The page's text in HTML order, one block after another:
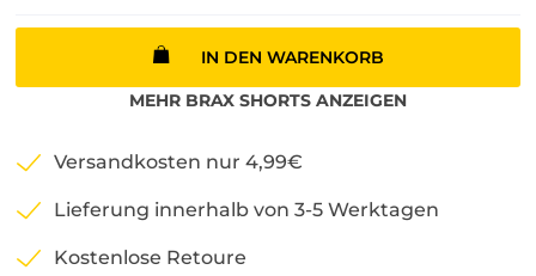
IN DEN WARENKORB
MEHR BRAX SHORTS ANZEIGEN
Versandkosten nur 4,99€
Lieferung innerhalb von 3-5 Werktagen
Kostenlose Retoure